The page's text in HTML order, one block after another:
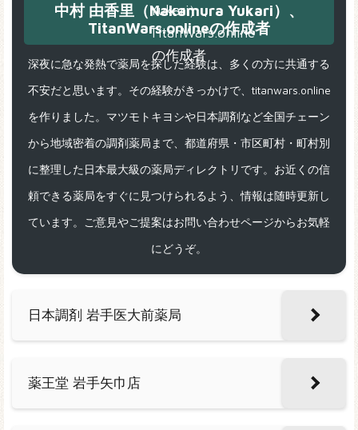
中村 由香里（Nakamura Yukari）、
TitanWars.onlineの作成者
深夜に急な発熱で薬局を探した経験は、多くの方に共通する
不安だと思います。その経験がきっかけで、titanwars.online
を作りました。マツモトキヨシや日本調剤など全国チェーン
から地域密着の調剤薬局まで、都道府県・市区町村・町村別
に整理した日本最大級の薬局ディレクトリです。お近くの信
頼できる薬局をすぐに見つけられるよう、情報は随時更新し
ています。ご意見やご提案はお問い合わせページからお気軽
にどうぞ。
日本調剤 岩手医大前薬局
薬王堂 岩手矢巾店